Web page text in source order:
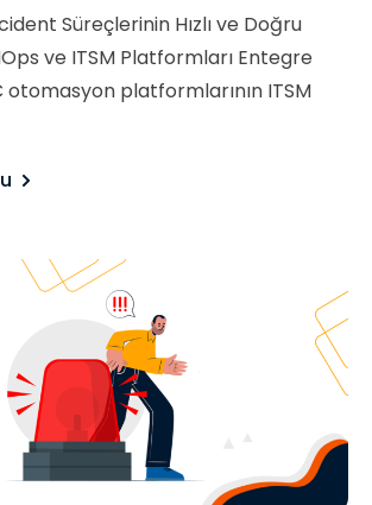
Süreçlerinin Hızlı ve Doğru
ve ITSM Platformları Entegre
otomasyon platformlarının ITSM